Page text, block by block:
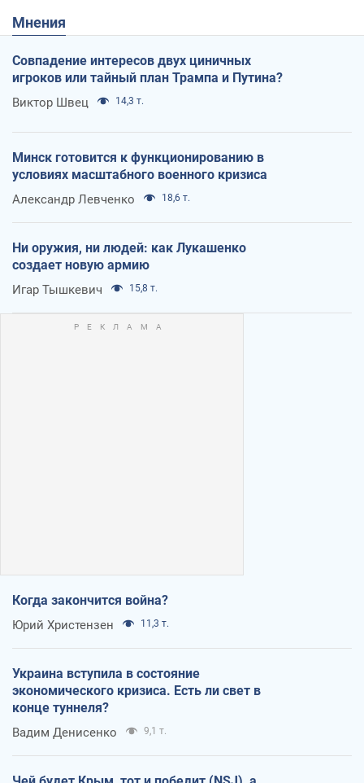
Мнения
Совпадение интересов двух циничных
игроков или тайный план Трампа и Путина?
Виктор Швец 14,3 т.
Минск готовится к функционированию в
условиях масштабного военного кризиса
Александр Левченко 18,6 т.
Ни оружия, ни людей: как Лукашенко
создает новую армию
Игар Тышкевич 15,8 т.
Когда закончится война?
Юрий Христензен 11,3 т.
Украина вступила в состояние
экономического кризиса. Есть ли свет в
конце туннеля?
Вадим Денисенко 9,1 т.